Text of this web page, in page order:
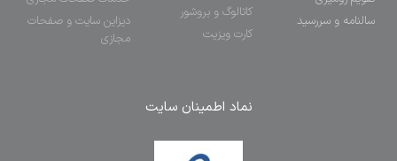
سالنامه و سررسید
کاتالوگ و بروشور
کارت ویزیت
دیزاین سایت و صفحات
مجازی
نماد اطمینان سایت